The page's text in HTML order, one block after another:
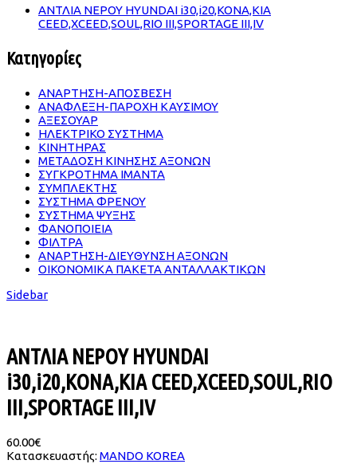
ΑΝΤΛΙΑ ΝΕΡΟΥ HYUNDAI i30,i20,KONA,KIA
CEED,XCEED,SOUL,RIO III,SPORTAGE III,IV
Κατηγορίες
ΑΝΑΡΤΗΣΗ-ΑΠΟΣΒΕΣΗ
ΑΝΑΦΛΕΞΗ-ΠΑΡΟΧΗ ΚΑΥΣΙΜΟΥ
ΑΞΕΣΟΥΑΡ
ΗΛΕΚΤΡΙΚΟ ΣΥΣΤΗΜΑ
ΚΙΝΗΤΗΡΑΣ
ΜΕΤΑΔΟΣΗ ΚΙΝΗΣΗΣ ΑΞΟΝΩΝ
ΣΥΓΚΡΟΤΗΜΑ ΙΜΑΝΤΑ
ΣΥΜΠΛΕΚΤΗΣ
ΣΥΣΤΗΜΑ ΦΡΕΝΟΥ
ΣΥΣΤΗΜΑ ΨΥΞΗΣ
ΦΑΝΟΠΟΙΕΙΑ
ΦΙΛΤΡΑ
ΑΝΑΡΤΗΣΗ-ΔΙΕΥΘΥΝΣΗ ΑΞΟΝΩΝ
ΟΙΚΟΝΟΜΙΚΑ ΠΑΚΕΤΑ ΑΝΤΑΛΛΑΚΤΙΚΩΝ
Sidebar
ΑΝΤΛΙΑ ΝΕΡΟΥ HYUNDAI
i30,i20,KONA,KIA CEED,XCEED,SOUL,RIO
III,SPORTAGE III,IV
60.00€
Κατασκευαστής: MANDO KOREA